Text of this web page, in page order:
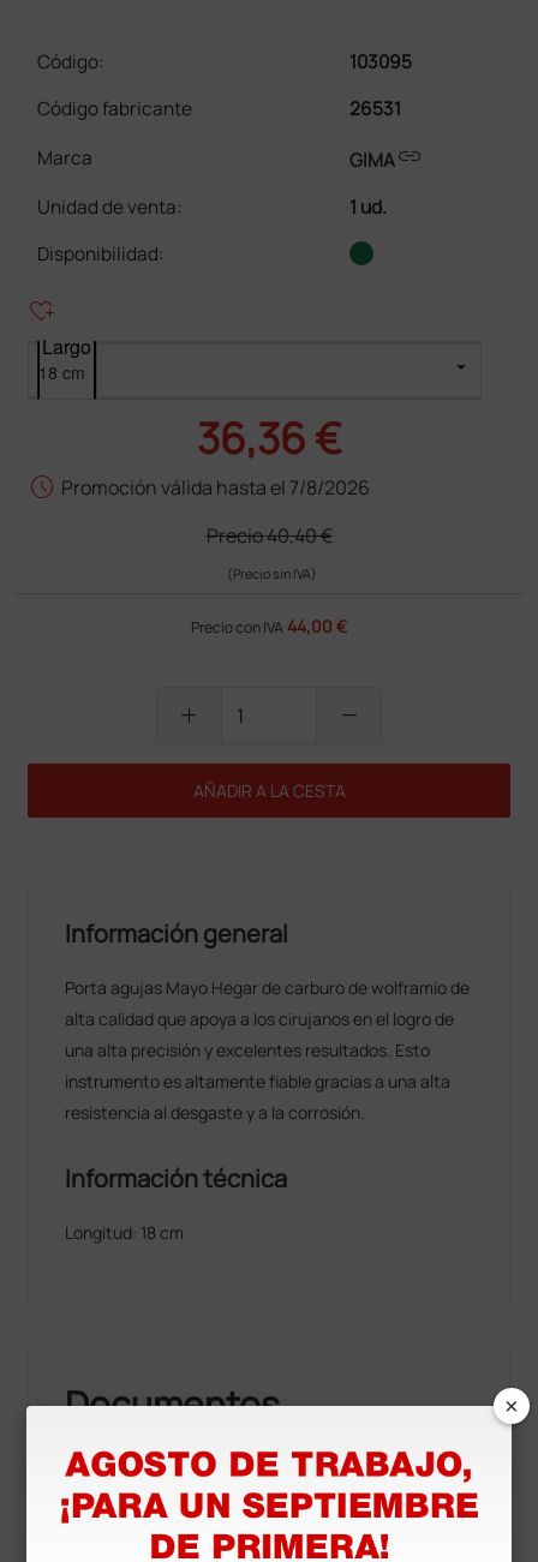
Código:
103095
Código fabricante
26531
Marca
GIMAlink
Unidad de venta:
1 ud.
Disponibilidad:
heart_plus
Largo
36,36 €
schedule Promoción válida hasta el 7/8/2026
Precio40,40 €
(Precio sin IVA)
Precio con IVA 44,00 €
add remove
AÑADIR A LA CESTA
Información general
Porta agujas Mayo Hegar de carburo de wolframio de
alta calidad que apoya a los cirujanos en el logro de
una alta precisión y excelentes resultados. Esto
instrumento es altamente fiable gracias a una alta
resistencia al desgaste y a la corrosión.
Información técnica
Longitud: 18 cm
Documentos
descargables
Manual de usuario
×